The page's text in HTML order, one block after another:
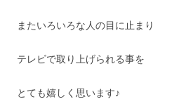
またいろいろな人の目に止まり
テレビで取り上げられる事を
とても嬉しく思います♪